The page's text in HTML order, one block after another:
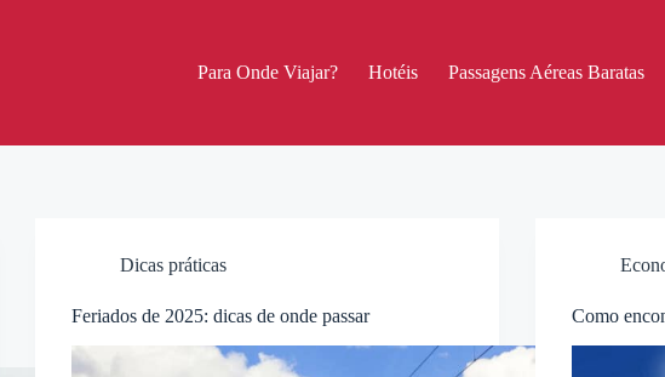
Para Onde Viajar? Hotéis Passagens Aéreas Baratas
Dicas práticas
Feriados de 2025: dicas de onde passar Como